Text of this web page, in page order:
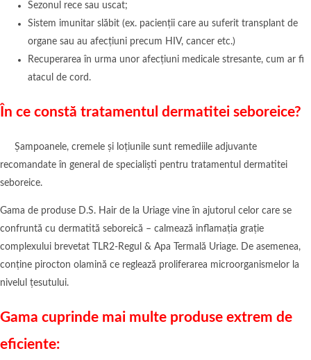
Sezonul rece sau uscat;
Sistem imunitar slăbit (ex. pacienții care au suferit transplant de
organe sau au afecțiuni precum HIV, cancer etc.)
Recuperarea în urma unor afecțiuni medicale stresante, cum ar fi
atacul de cord.
În ce constă tratamentul dermatitei seboreice?
Șampoanele, cremele și loțiunile sunt remediile adjuvante
recomandate în general de specialiști pentru tratamentul dermatitei
seboreice.
Gama de produse D.S. Hair de la Uriage vine în ajutorul celor care se
confruntă cu dermatită seboreică – calmează inflamația grație
complexului brevetat TLR2-Regul & Apa Termală Uriage. De asemenea,
conține pirocton olamină ce reglează proliferarea microorganismelor la
nivelul țesutului.
Gama cuprinde mai multe produse extrem de
eficiente: